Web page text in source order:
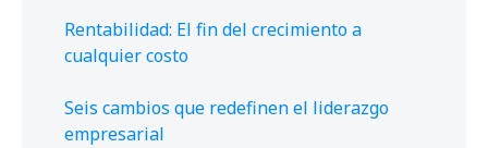
Rentabilidad: El fin del crecimiento a
cualquier costo
Seis cambios que redefinen el liderazgo
empresarial